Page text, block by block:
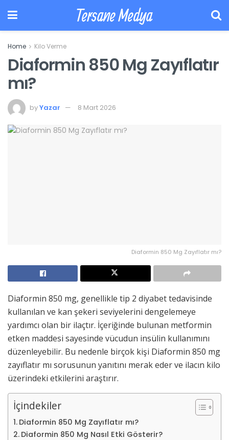
Tersane Medya
Home Kilo Verme
Diaformin 850 Mg Zayıflatır
mı?
byYazar 8 Mart 2026
Diaformin 850 Mg Zayıflatır mı?
Diaformin 850 mg, genellikle tip 2 diyabet tedavisinde
kullanılan ve kan şekeri seviyelerini dengelemeye
yardımcı olan bir ilaçtır. İçeriğinde bulunan metformin
etken maddesi sayesinde vücudun insülin kullanımını
düzenleyebilir. Bu nedenle birçok kişi Diaformin 850 mg
zayıflatır mı sorusunun yanıtını merak eder ve ilacın kilo
üzerindeki etkilerini araştırır.
İçindekiler
Diaformin 850 Mg Zayıflatır mı?
Diaformin 850 Mg Nasıl Etki Gösterir?